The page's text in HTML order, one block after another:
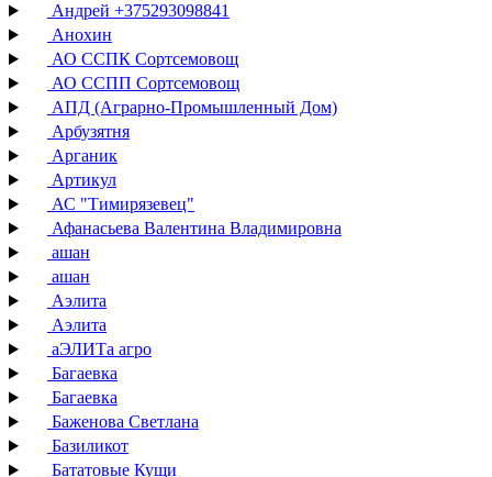
Андрей +375293098841
Анохин
АО ССПК Сортсемовощ
АО ССПП Сортсемовощ
АПД (Аграрно-Промышленный Дом)
Арбузятня
Арганик
Артикул
АС "Тимирязевец"
Афанасьева Валентина Владимировна
ашан
ашан
Аэлита
Аэлита
аЭЛИТа агро
Багаевка
Багаевка
Баженова Светлана
Базиликот
Бататовые Кущи